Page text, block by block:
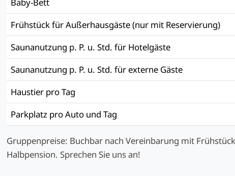
Frühstück für Außerhausgäste (nur mit Reservierung)
Saunanutzung p. P. u. Std. für Hotelgäste
Saunanutzung p. P. u. Std. für externe Gäste
Haustier pro Tag
Parkplatz pro Auto und Tag
Gruppenpreise: Buchbar nach Vereinbarung mit
Halbpension. Sprechen Sie uns an!